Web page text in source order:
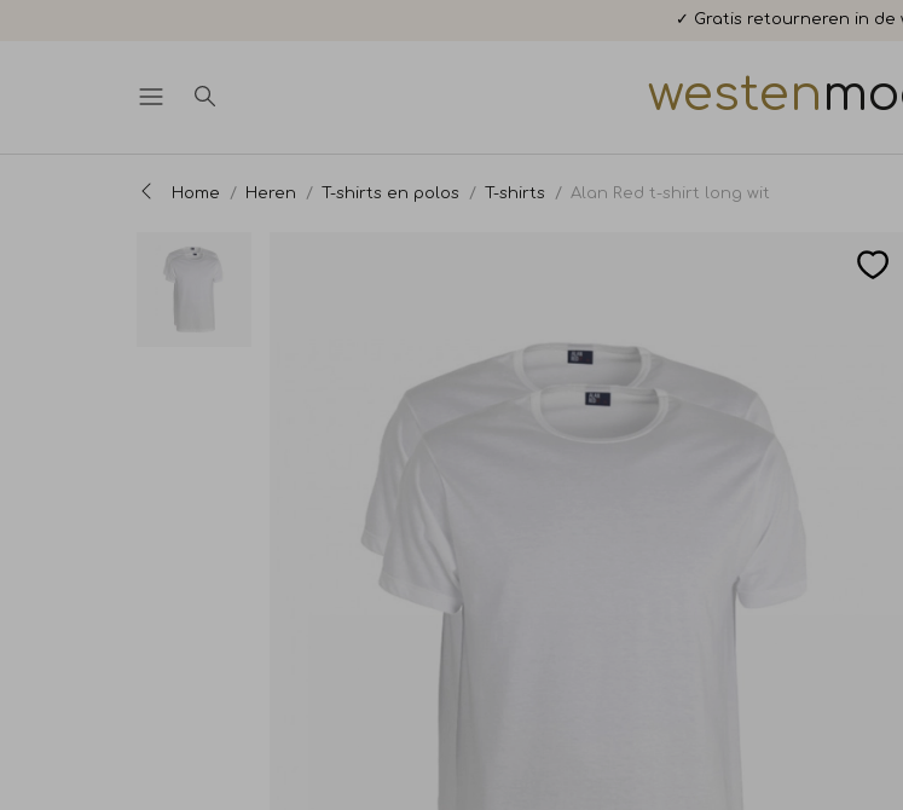
✓ Gratis retourneren in de
westen
Home Heren T-shirts en polos T-shirts Alan Red t-shirt long wit